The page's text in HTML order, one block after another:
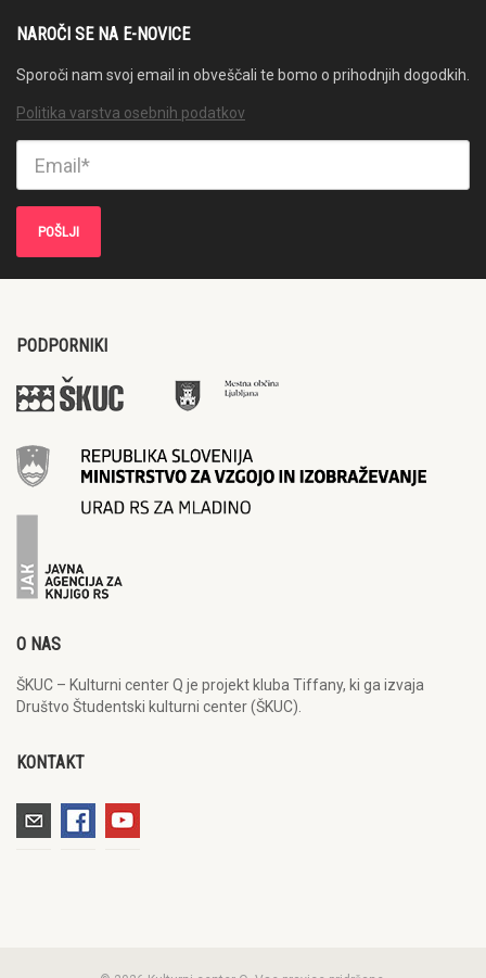
NAROČI SE NA E-NOVICE
Sporoči nam svoj email in obveščali te bomo o prihodnjih dogodkih.
Politika varstva osebnih podatkov
PODPORNIKI
O NAS
ŠKUC – Kulturni center Q je projekt kluba Tiffany, ki ga izvaja
Društvo Študentski kulturni center (ŠKUC).
KONTAKT